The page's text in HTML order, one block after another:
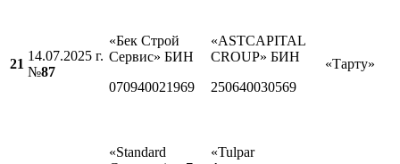
21
14.07.2025 г.
№87
«Бек Строй
Сервис» БИН
070940021969
«ASTСAPITAL
CROUP» БИН
250640030569
«Тарту»
«Standard
«Tulpar